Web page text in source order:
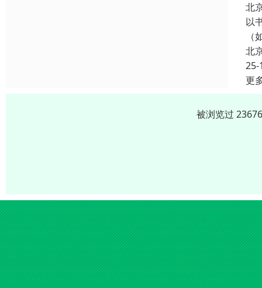
北
以
北
25-
更
被浏览过